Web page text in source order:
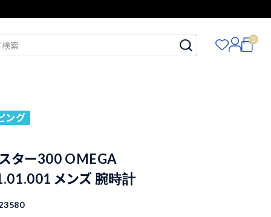
0
ング
ター300 OMEGA
メンズ 腕時計